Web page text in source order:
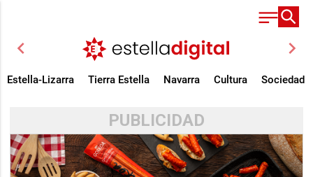
chevron_left chevron_right
Estella-Lizarra Tierra Estella Navarra Cultura Sociedad
PUBLICIDAD